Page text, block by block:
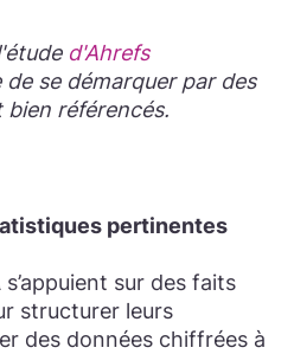
d'Ahrefs
se démarquer par des
référencés.
pertinentes
s’appuient sur des faits
structurer leurs
des données chiffrées à